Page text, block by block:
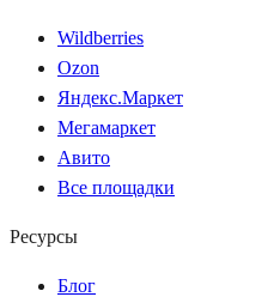
Wildberries
Ozon
Яндекс.Маркет
Мегамаркет
Авито
Все площадки
Ресурсы
Блог